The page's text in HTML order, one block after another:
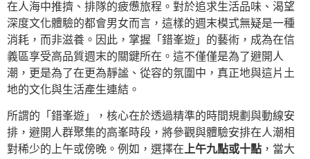
在人海中推擠、排隊的疲憊旅程。對於追求生活品味、渴望
深度文化體驗的都會男女而言，這樣的週末模式無疑是一種
消耗，而非滋養。因此，掌握「錯峯遊」的藝術，成為在信
義區享受高品質週末的關鍵所在。這不僅僅是為了避開人
潮，更是為了在更為靜謐、從容的氛圍中，真正地與這片土
地的文化與生活產生連結。
所謂的「錯峯遊」，核心在於透過精準的時間規劃與動線安
排，避開人群聚集的高峯時段，將參觀與體驗安排在人潮相
對稀少的上午或傍晚。例如，選擇在 上午九點或十點 ，當大